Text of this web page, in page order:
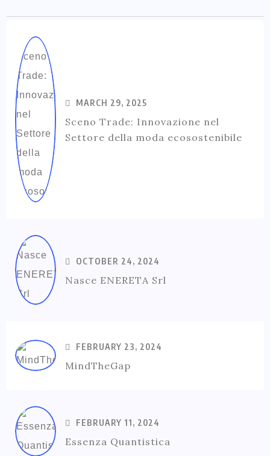
MARCH 29, 2025
Sceno Trade: Innovazione nel
Settore della moda ecosostenibile
OCTOBER 24, 2024
Nasce ENERETA Srl
FEBRUARY 23, 2024
MindTheGap
FEBRUARY 11, 2024
Essenza Quantistica